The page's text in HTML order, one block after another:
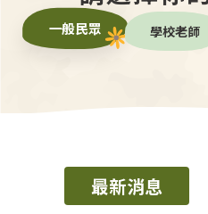
一般民眾 學校老師
最新消息